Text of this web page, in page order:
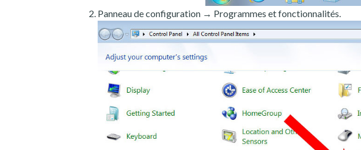
Panneau de configuration → Programmes et fonctionnalités.